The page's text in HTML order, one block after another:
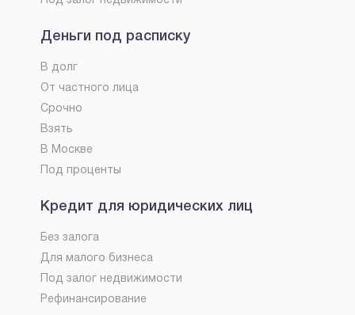
Деньги под расписку
В долг
От частного лица
Срочно
Взять
В Москве
Под проценты
Кредит для юридических лиц
Без залога
Для малого бизнеса
Под залог недвижимости
Рефинансирование